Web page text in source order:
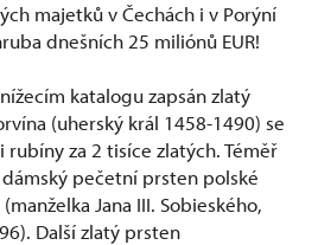
majetků v Čechách i v Porýní
dnešních 25 miliónů EUR!
katalogu zapsán zlatý
(uherský král 1458-1490) se
za 2 tisíce zlatých. Téměř
pečetní prsten polské
Jana III. Sobieského,
Další zlatý prsten